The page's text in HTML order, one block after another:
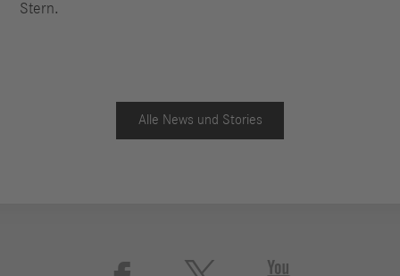
Stern.
Alle News und Stories